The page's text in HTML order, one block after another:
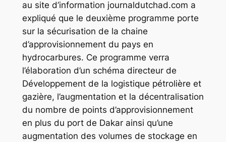
au site d’information journaldutchad.com a
expliqué que le deuxième programme porte
sur la sécurisation de la chaine
d’approvisionnement du pays en
hydrocarbures. Ce programme verra
l’élaboration d’un schéma directeur de
Développement de la logistique pétrolière et
gazière, l’augmentation et la décentralisation
du nombre de points d’approvisionnement
en plus du port de Dakar ainsi qu’une
augmentation des volumes de stockage en